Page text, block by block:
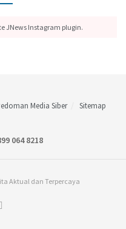
JNews Instagram plugin.
Media Siber Sitemap
064 8218
Aktual dan Terpercaya